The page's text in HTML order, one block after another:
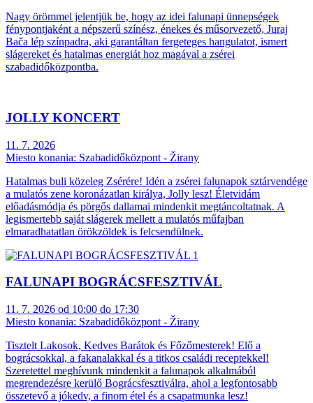
Nagy örömmel jelentjük be, hogy az idei falunapi ünnepségek
fénypontjaként a népszerű színész, énekes és műsorvezető, Juraj
Bača lép színpadra, aki garantáltan fergeteges hangulatot, ismert
slágereket és hatalmas energiát hoz magával a zsérei
szabadidőközpontba.
JOLLY KONCERT
11. 7. 2026
Miesto konania: Szabadidőközpont - Žirany
Hatalmas buli közeleg Zsérére! Idén a zsérei falunapok sztárvendége
a mulatós zene koronázatlan királya, Jolly lesz! Életvidám
előadásmódja és pörgős dallamai mindenkit megtáncoltatnak. A
legismertebb saját slágerek mellett a mulatós műfajban
elmaradhatatlan örökzöldek is felcsendülnek.
FALUNAPI BOGRÁCSFESZTIVÁL
11. 7. 2026 od 10:00 do 17:30
Miesto konania: Szabadidőközpont - Žirany
Tisztelt Lakosok, Kedves Barátok és Főzőmesterek! Elő a
bográcsokkal, a fakanalakkal és a titkos családi receptekkel!
Szeretettel meghívunk mindenkit a falunapok alkalmából
megrendezésre kerülő Bográcsfesztiválra, ahol a legfontosabb
összetevő a jókedv, a finom étel és a csapatmunka lesz!